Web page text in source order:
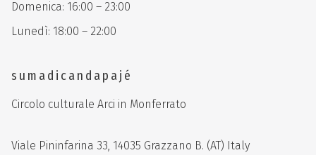
Domenica: 16:00 – 23:00
Lunedì: 18:00 – 22:00
sumadicandapajé
Circolo culturale Arci in Monferrato
Viale Pininfarina 33, 14035 Grazzano B. (AT) Italy